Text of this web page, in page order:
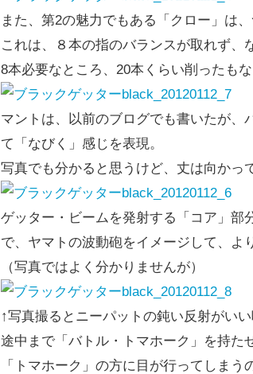
また、第2の魅力でもある「クロー」は
これは、８本の指のバランスが取れず、
8本必要なところ、20本くらい削ったも
マントは、以前のブログでも書いたが、
て「なびく」感じを表現。
写真でも分かると思うけど、丈は向かっ
ゲッター・ビームを発射する「コア」部
で、ヤマトの波動砲をイメージして、よ
（写真ではよく分かりませんが）
↑写真撮るとニーパットの鈍い反射がいい
途中まで「バトル・トマホーク」を持た
「トマホーク」の方に目が行ってしまう